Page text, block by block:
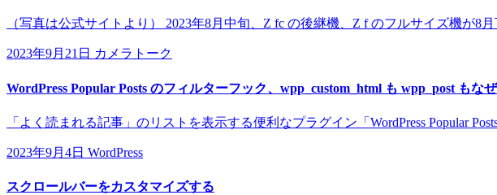
（写真は公式サイトより） 2023年8月中旬、Z fc の後継機、Z f のフルサイズ機が8
2023年9月21日 カメラトーク
WordPress Popular Posts のフィルターフック、wpp_custom_html も wpp_post も
「よく読まれる記事」のリストを表示する便利なプラグイン「WordPress Popular
2023年9月4日 WordPress
スクロールバーをカスタマイズする